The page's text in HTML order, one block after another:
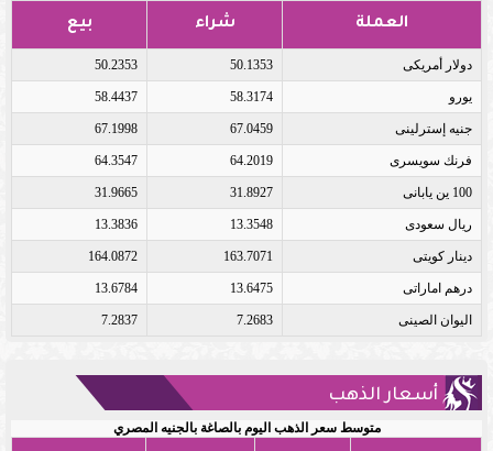
العملة شراء بيع
دولار أمريكى 50.1353
50.2353
يورو 58.3174
58.4437
جنيه إسترلينى 67.0459
67.1998
فرنك سويسرى 64.2019
64.3547
100 ين يابانى 31.8927
31.9665
ريال سعودى 13.3548
13.3836
دينار كويتى 163.7071
164.0872
درهم اماراتى 13.6475
13.6784
اليوان الصينى 7.2683
7.2837
أسعار الذهب
متوسط سعر الذهب اليوم بالصاغة بالجنيه المصري